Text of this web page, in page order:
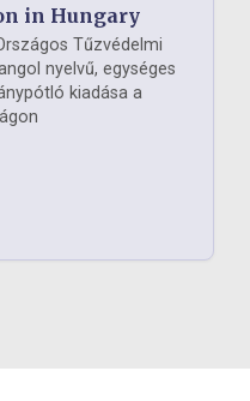
in Hungary
Tűzvédelmi
nyelvű, egységes
kiadása a